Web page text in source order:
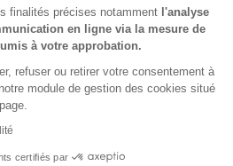
finalités précises notamment l'analyse
en ligne via la mesure de
à votre approbation.
refuser ou retirer votre consentement à
module de gestion des cookies situé
certifiés par
ET PROTECTION DES DONNÉES
you control over what you want to